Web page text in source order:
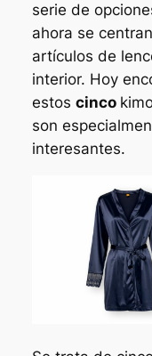
serie de
ahora se
artículos de
interior. Hoy
estos cinco
son
interesantes.